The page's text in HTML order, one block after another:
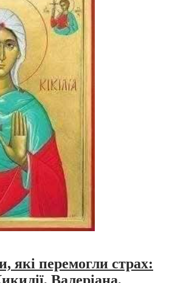
які перемогли страх: